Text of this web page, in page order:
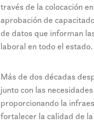
través de la colocación
aprobación de
de datos que informan
laboral en todo el estado.
Más de dos décadas
junto con las
proporcionando la
fortalecer la calidad de